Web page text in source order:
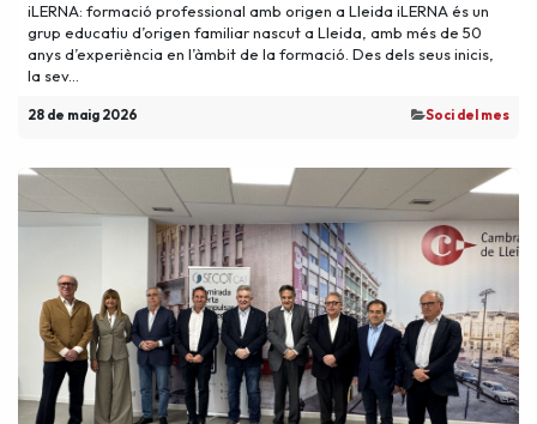
iLERNA: formació professional amb origen a Lleida iLERNA és un
grup educatiu d’origen familiar nascut a Lleida, amb més de 50
anys d’experiència en l’àmbit de la formació. Des dels seus inicis,
la sev...
28 de maig 2026 ​Soci del mes